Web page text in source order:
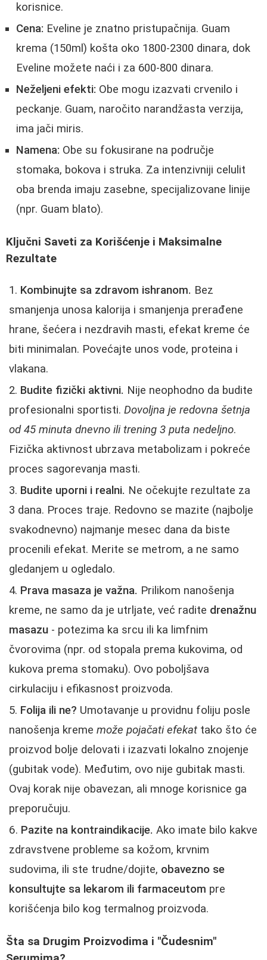
korisnice.
Cena: Eveline je znatno pristupačnija. Guam
krema (150ml) košta oko 1800-2300 dinara, dok
Eveline možete naći i za 600-800 dinara.
Neželjeni efekti: Obe mogu izazvati crvenilo i
peckanje. Guam, naročito narandžasta verzija,
ima jači miris.
Namena: Obe su fokusirane na područje
stomaka, bokova i struka. Za intenzivniji celulit
oba brenda imaju zasebne, specijalizovane linije
(npr. Guam blato).
Ključni Saveti za Korišćenje i Maksimalne
Rezultate
Kombinujte sa zdravom ishranom. Bez
smanjenja unosa kalorija i smanjenja prerađene
hrane, šećera i nezdravih masti, efekat kreme će
biti minimalan. Povećajte unos vode, proteina i
vlakana.
Budite fizički aktivni. Nije neophodno da budite
profesionalni sportisti. Dovoljna je redovna šetnja
od 45 minuta dnevno ili trening 3 puta nedeljno.
Fizička aktivnost ubrzava metabolizam i pokreće
proces sagorevanja masti.
Budite uporni i realni. Ne očekujte rezultate za
3 dana. Proces traje. Redovno se mazite (najbolje
svakodnevno) najmanje mesec dana da biste
procenili efekat. Merite se metrom, a ne samo
gledanjem u ogledalo.
Prava masaza je važna. Prilikom nanošenja
kreme, ne samo da je utrljate, već radite drenažnu
masazu - potezima ka srcu ili ka limfnim
čvorovima (npr. od stopala prema kukovima, od
kukova prema stomaku). Ovo poboljšava
cirkulaciju i efikasnost proizvoda.
Folija ili ne? Umotavanje u providnu foliju posle
nanošenja kreme može pojačati efekat tako što će
proizvod bolje delovati i izazvati lokalno znojenje
(gubitak vode). Međutim, ovo nije gubitak masti.
Ovaj korak nije obavezan, ali mnoge korisnice ga
preporučuju.
Pazite na kontraindikacije. Ako imate bilo kakve
zdravstvene probleme sa kožom, krvnim
sudovima, ili ste trudne/dojite, obavezno se
konsultujte sa lekarom ili farmaceutom pre
korišćenja bilo kog termalnog proizvoda.
Šta sa Drugim Proizvodima i "Čudesnim"